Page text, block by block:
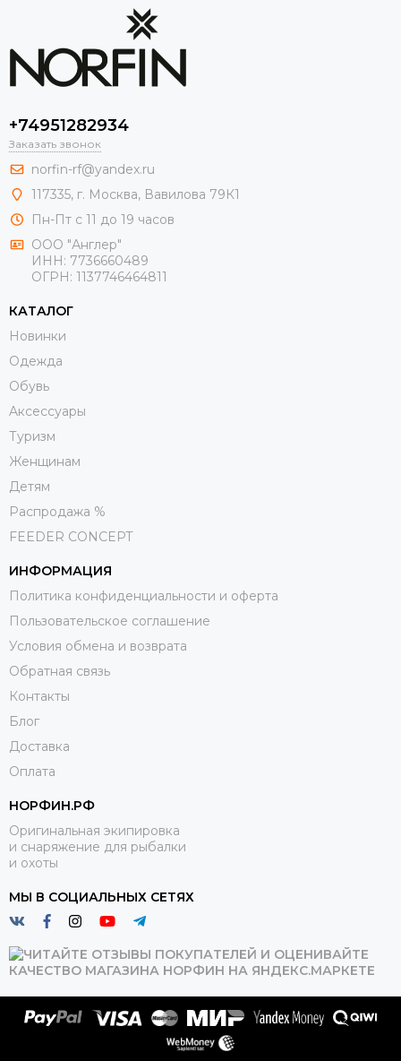
+74951282934
Заказать звонок
norfin-rf@yandex.ru
117335, г. Москва, Вавилова 79К1
Пн-Пт с 11 до 19 часов
ООО "Англер"
ИНН: 7736660489
ОГРН: 1137746464811
КАТАЛОГ
Новинки
Одежда
Обувь
Aксессуары
Туризм
Женщинам
Детям
Распродажа %
FEEDER CONCEPT
ИНФОРМАЦИЯ
Политика конфиденциальности и оферта
Пользовательское соглашение
Условия обмена и возврата
Обратная связь
Контакты
Блог
Доставка
Оплата
НОРФИН.РФ
Оригинальная экипировка
и снаряжение для рыбалки
и охоты
МЫ В СОЦИАЛЬНЫХ СЕТЯХ